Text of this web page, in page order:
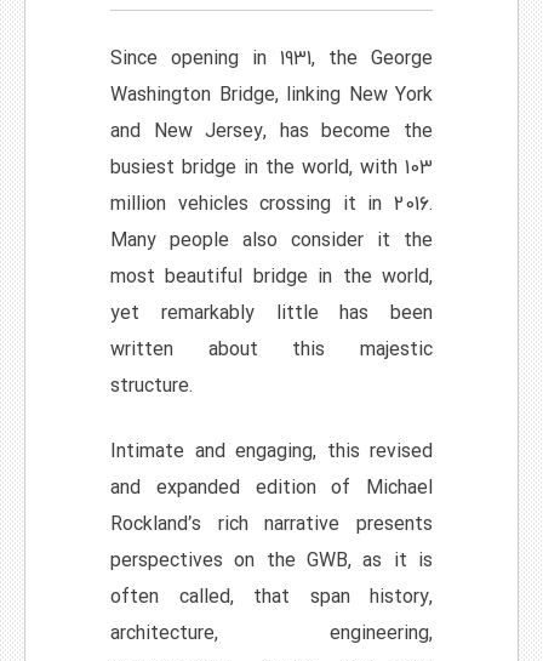
Since opening in 1931, the George
Washington Bridge, linking New York
and New Jersey, has become the
busiest bridge in the world, with 103
million vehicles crossing it in 2016.
Many people also consider it the
most beautiful bridge in the world,
yet remarkably little has been
written about this majestic
structure.
Intimate and engaging, this revised
and expanded edition of Michael
Rockland’s rich narrative presents
perspectives on the GWB, as it is
often called, that span history,
architecture, engineering,